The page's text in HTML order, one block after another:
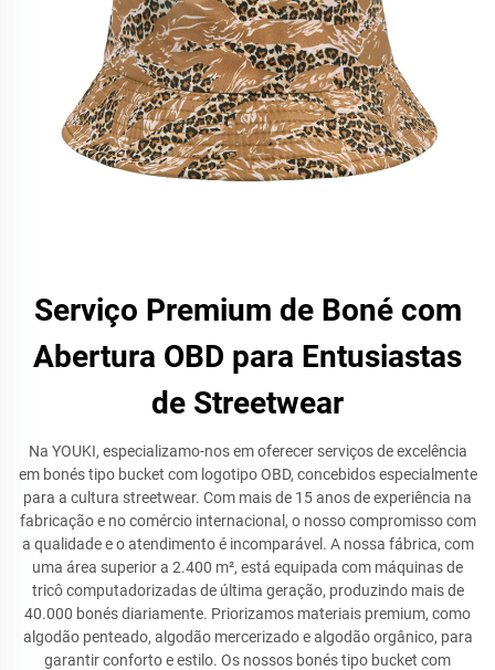
Serviço Premium de Boné com
Abertura OBD para Entusiastas
de Streetwear
Na YOUKI, especializamo-nos em oferecer serviços de excelência
em bonés tipo bucket com logotipo OBD, concebidos especialmente
para a cultura streetwear. Com mais de 15 anos de experiência na
fabricação e no comércio internacional, o nosso compromisso com
a qualidade e o atendimento é incomparável. A nossa fábrica, com
uma área superior a 2.400 m², está equipada com máquinas de
tricô computadorizadas de última geração, produzindo mais de
40.000 bonés diariamente. Priorizamos materiais premium, como
algodão penteado, algodão mercerizado e algodão orgânico, para
garantir conforto e estilo. Os nossos bonés tipo bucket com